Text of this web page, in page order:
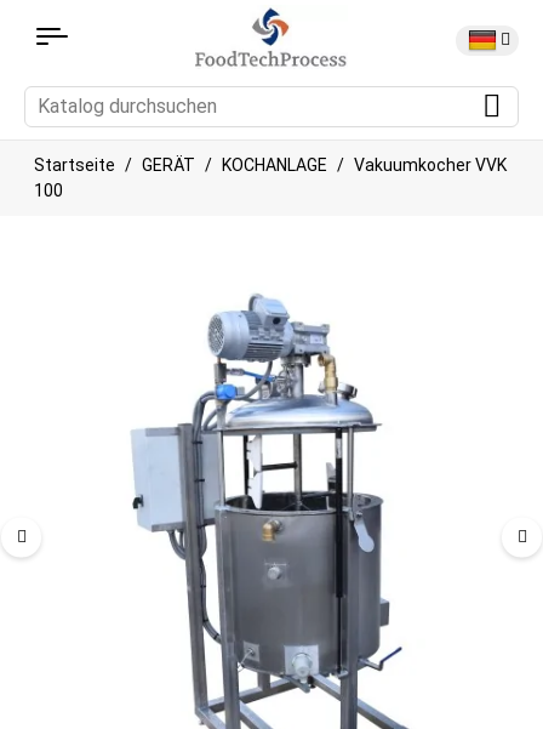
Startseite GERÄT KOCHANLAGE
Vakuumkocher VVK
100